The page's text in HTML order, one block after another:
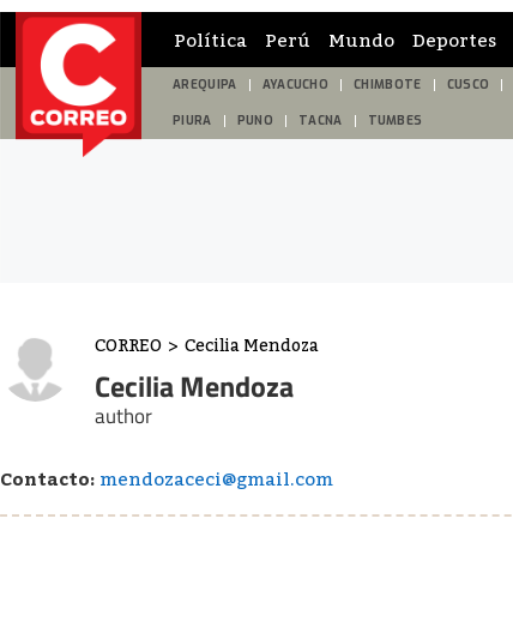
Política Perú Mundo Deportes
AREQUIPA AYACUCHO CHIMBOTE CUSCO
PIURA PUNO TACNA TUMBES
CORREO > Cecilia Mendoza
Cecilia Mendoza
author
Contacto: mendozaceci@gmail.com